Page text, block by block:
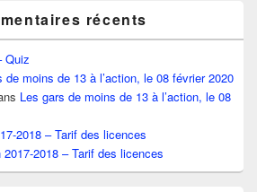
récents
Quiz
de moins de 13 à l’action, le 08 février 2020
Les gars de moins de 13 à l’action, le 08
2018 – Tarif des licences
2017-2018 – Tarif des licences